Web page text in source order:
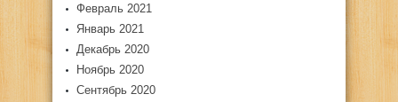
Февраль 2021
Январь 2021
Декабрь 2020
Ноябрь 2020
Сентябрь 2020